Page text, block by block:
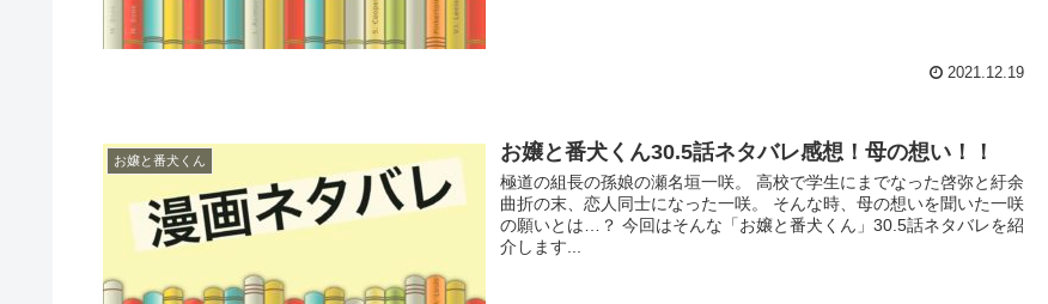
2021.12.19
お嬢と番犬くん お嬢と番犬くん30.5話ネタバレ感想！母の想い！！
極道の組長の孫娘の瀬名垣一咲。 高校で学生にまでなった啓弥と紆余
曲折の末、恋人同士になった一咲。 そんな時、母の想いを聞いた一咲
の願いとは…？ 今回はそんな「お嬢と番犬くん」30.5話ネタバレを紹
介します...